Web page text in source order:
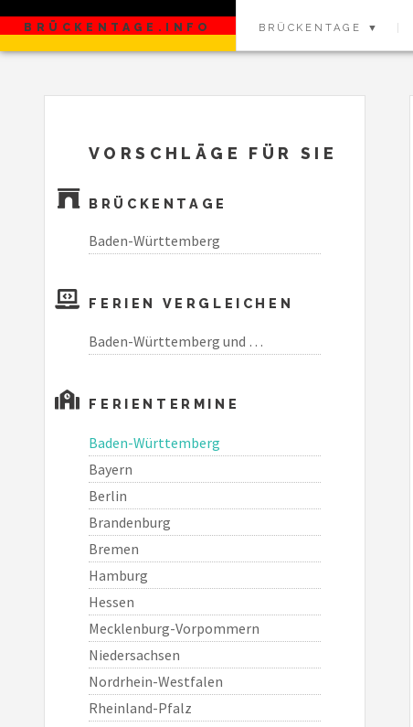
BRÜCKENTAGE.INFO BRÜCKENTAGE ▼
VORSCHLÄGE FÜR SIE
BRÜCKENTAGE
Baden-Württemberg
FERIEN VERGLEICHEN
Baden-Württemberg und …
FERIENTERMINE
Baden-Württemberg
Bayern
Berlin
Brandenburg
Bremen
Hamburg
Hessen
Mecklenburg-Vorpommern
Niedersachsen
Nordrhein-Westfalen
Rheinland-Pfalz